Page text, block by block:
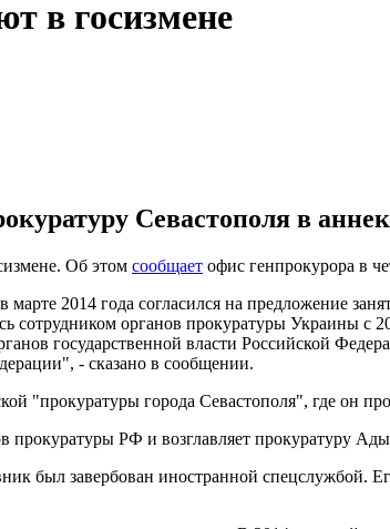
в госизмене
Севастополя в
Об этом сообщает офис генпрокурора в
2014 года согласился на предложение
сотрудником органов прокуратуры Украины с
государственной власти Российской
- сказано в сообщении.
"прокуратуры города Севастополя", где он
прокуратуры РФ и возглавляет прокуратуру
был завербован иностранной спецслужбой.